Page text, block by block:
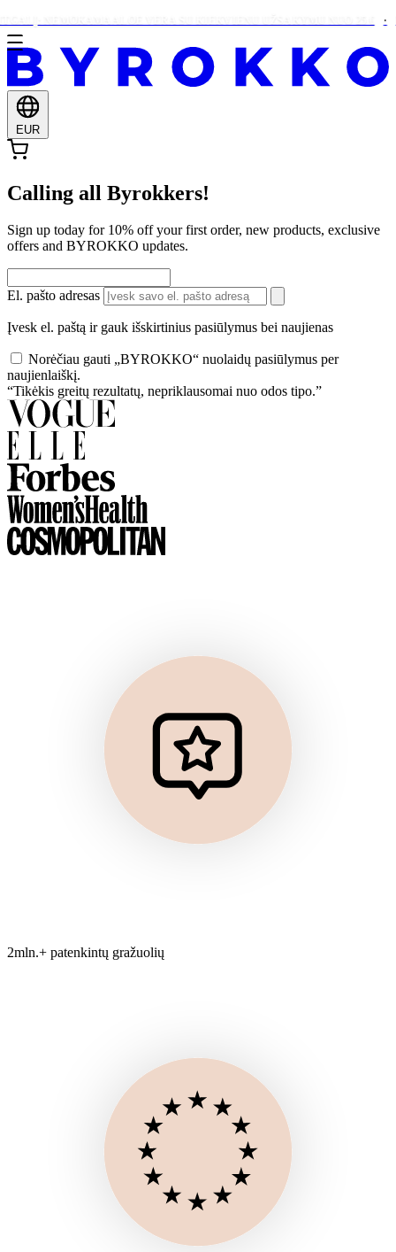
EUR
Calling all Byrokkers!
Sign up today for 10% off your first order, new products, exclusive
offers and BYROKKO updates.
El. pašto adresas
Įvesk el. paštą ir gauk išskirtinius pasiūlymus bei naujienas
Norėčiau gauti „BYROKKO“ nuolaidų pasiūlymus per
naujienlaiškį.
“Tikėkis greitų rezultatų, nepriklausomai nuo odos tipo.”
2mln.+ patenkintų gražuolių